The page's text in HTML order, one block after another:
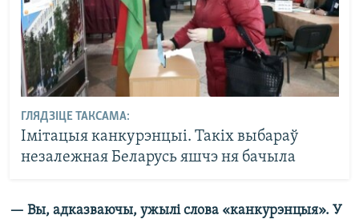
ГЛЯДЗІЦЕ ТАКСАМА:
Імітацыя канкурэнцыі. Такіх выбараў
незалежная Беларусь яшчэ ня бачыла
— Вы, адказваючы, ужылі слова «канкурэнцыя». У